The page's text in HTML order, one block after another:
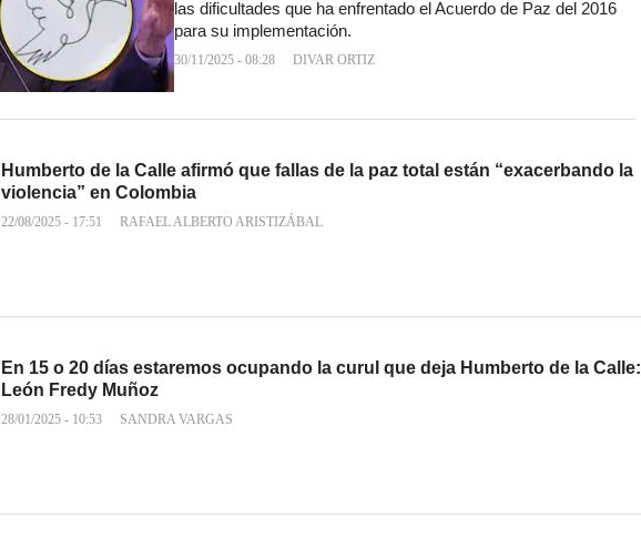
las dificultades que ha enfrentado el Acuerdo de Paz del 2016
para su implementación.
30/11/2025 - 08:28 DIVAR ORTIZ
Humberto de la Calle afirmó que fallas de la paz total están “exacerbando la
violencia” en Colombia
22/08/2025 - 17:51 RAFAEL ALBERTO ARISTIZÁBAL
En 15 o 20 días estaremos ocupando la curul que deja Humberto de la Calle:
León Fredy Muñoz
28/01/2025 - 10:53 SANDRA VARGAS